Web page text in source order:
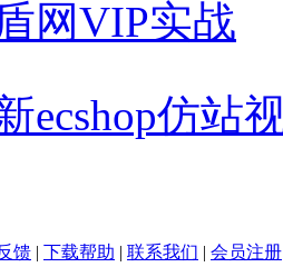
网VIP实战
ecshop仿站
馈 | 下载帮助 | 联系我们 | 会员注册